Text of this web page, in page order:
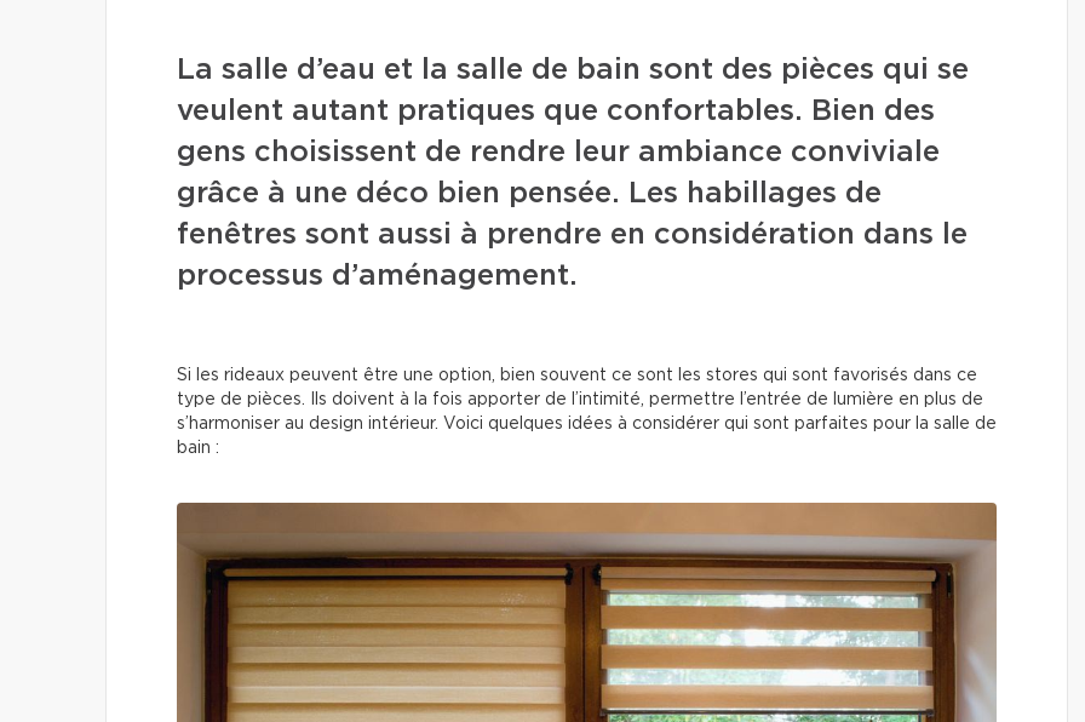
La salle d’eau et la salle de bain sont des pièces qui se
veulent autant pratiques que confortables. Bien des
gens choisissent de rendre leur ambiance conviviale
grâce à une déco bien pensée. Les habillages de
fenêtres sont aussi à prendre en considération dans le
processus d’aménagement.
Si les rideaux peuvent être une option, bien souvent ce sont les stores qui sont favorisés dans ce
type de pièces. Ils doivent à la fois apporter de l’intimité, permettre l’entrée de lumière en plus de
s’harmoniser au design intérieur. Voici quelques idées à considérer qui sont parfaites pour la salle de
bain :